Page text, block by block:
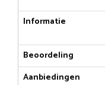
Informatie
Beoordeling
Aanbiedingen